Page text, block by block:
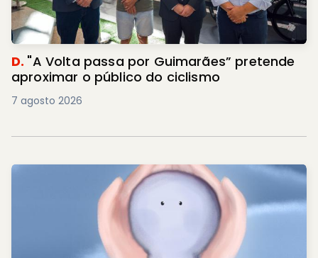
D. "A Volta passa por Guimarães” pretende
aproximar o público do ciclismo
7 agosto 2026